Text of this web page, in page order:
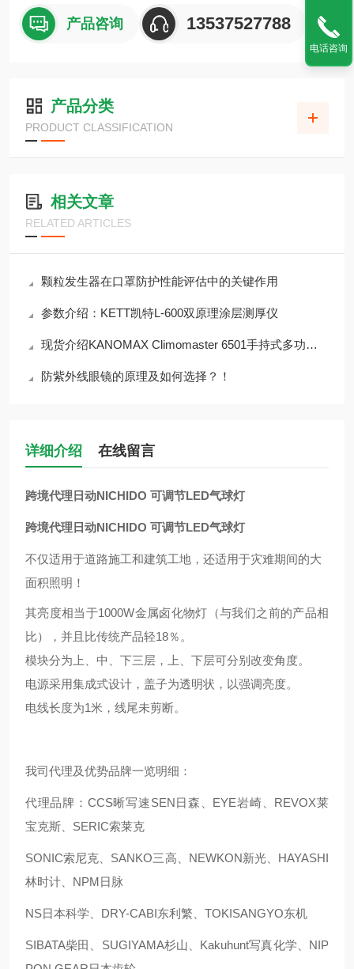
产品咨询 13537527788
产品分类
PRODUCT CLASSIFICATION
相关文章
RELATED ARTICLES
颗粒发生器在口罩防护性能评估中的关键作用
参数介绍：KETT凯特L-600双原理涂层测厚仪
现货介绍KANOMAX Climomaster 6501手持式多功能热式风速仪
防紫外线眼镜的原理及如何选择？！
详细介绍 在线留言
跨境代理日动NICHIDO 可调节LED气球灯
跨境代理日动NICHIDO 可调节LED气球灯
不仅适用于道路施工和建筑工地，还适用于灾难期间的大
面积照明！
其亮度相当于1000W金属卤化物灯（与我们之前的产品相
比），并且比传统产品轻18％。
模块分为上、中、下三层，上、下层可分别改变角度。
电源采用集成式设计，盖子为透明状，以强调亮度。
电线长度为1米，线尾未剪断。
我司代理及优势品牌一览明细：
代理品牌：CCS晰写速SEN日森、EYE岩崎、REVOX莱
宝克斯、SERIC索莱克
SONIC索尼克、SANKO三高、NEWKON新光、HAYASHI
林时计、NPM日脉
NS日本科学、DRY-CABI东利繁、TOKISANGYO东机
SIBATA柴田、SUGIYAMA杉山、Kakuhunt写真化学、NIP
电话咨询